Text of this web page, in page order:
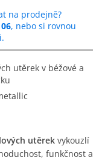
na prodejně?
, nebo si rovnou
utěrek vykouzlí
funkčnost a